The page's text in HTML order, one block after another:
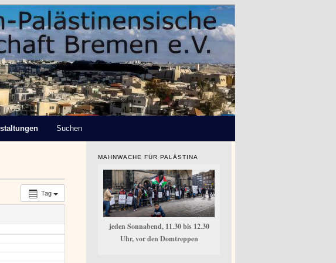
Suchen
Tag
MAHNWACHE FÜR PALÄSTINA
jeden Sonnabend, 11.30 bis 12.30
Uhr, vor den Domtreppen